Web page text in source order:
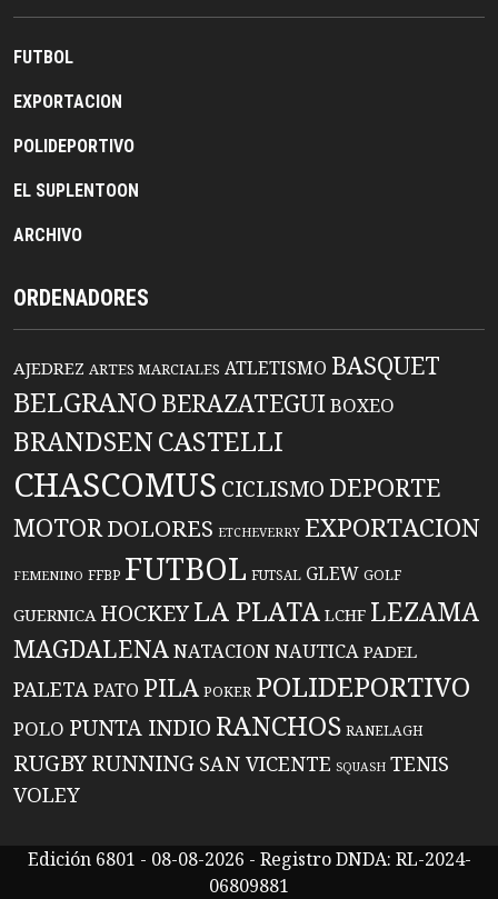
FUTBOL
EXPORTACION
POLIDEPORTIVO
EL SUPLENTOON
ARCHIVO
ORDENADORES
AJEDREZ ARTES MARCIALES ATLETISMO BASQUET
BELGRANO BERAZATEGUIBOXEO
BRANDSENCASTELLI
CHASCOMUS CICLISMO DEPORTE
MOTORDOLORES ETCHEVERRY EXPORTACION
FEMENINO FFBP FUTBOL FUTSAL GLEW GOLF
GUERNICA HOCKEYLA PLATA LCHF LEZAMA
MAGDALENANATACIONNAUTICA PADEL
PALETAPATO PILA POKER POLIDEPORTIVO
POLO PUNTA INDIO RANCHOS RANELAGH
RUGBYRUNNING SAN VICENTE SQUASH TENIS
VOLEY
Edición 6801 - 08-08-2026 - Registro DNDA: RL-2024-
06809881